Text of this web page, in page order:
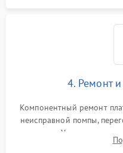
4. Ремонт
Компонентный ремонт
неисправной помпы,
жерновов. Установка
ring) и тефлоновых